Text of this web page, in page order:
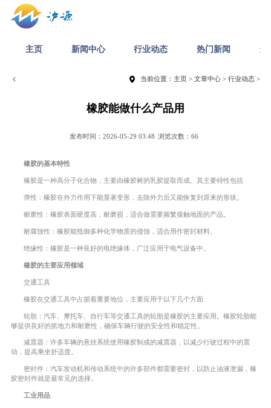
主页 新闻中心 行业动态 热门新闻 最
当前位置：主页 >文章中心 >行业动态 >
橡胶能做什么产品用
发布时间：2026-05-29 03:48 浏览次数：66
橡胶的基本特性
橡胶是一种高分子化合物，主要由橡胶树的乳胶提取而成。其主要特性包括
弹性：橡胶在外力作用下能显著变形，去除外力后又能恢复到原来的形状。
耐磨性：橡胶表面硬度高，耐磨损，适合做需要频繁接触地面的产品。
耐腐蚀性：橡胶能抵御多种化学物质的侵蚀，适合用作密封材料。
绝缘性：橡胶是一种良好的电绝缘体，广泛应用于电气设备中。
橡胶的主要应用领域
交通工具
橡胶在交通工具中占据着重要地位，主要应用于以下几个方面
轮胎：汽车、摩托车、自行车等交通工具的轮胎是橡胶的主要应用。橡胶轮胎能
够提供良好的抓地力和耐磨性，确保车辆行驶的安全性和稳定性。
减震器：许多车辆的悬挂系统使用橡胶制成的减震器，以减少行驶过程中的震
动，提高乘坐舒适度。
密封件：汽车发动机和传动系统中的许多部件都需要密封，以防止油液泄漏，橡
胶密封件就是最常见的选择。
工业用品